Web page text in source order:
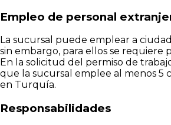
Empleo de personal
La sucursal puede emplear a
sin embargo, para ellos se requiere
En la solicitud del permiso de
que la sucursal emplee al menos 5
en Turquía.
Responsabilidades